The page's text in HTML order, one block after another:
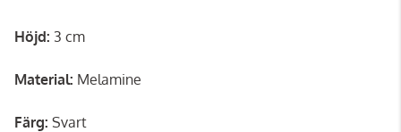
Höjd: 3 cm
Material: Melamine
Färg: Svart